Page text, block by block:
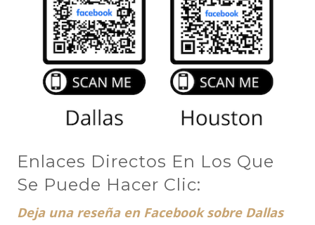
Enlaces Directos En Los Que
Se Puede Hacer Clic:
Deja una reseña en Facebook sobre Dallas